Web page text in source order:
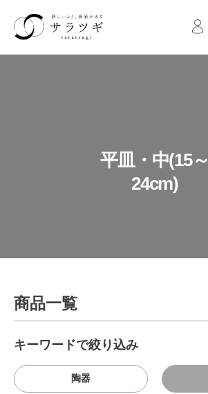
平皿・中(15～
24cm)
商品一覧
キーワードで絞り込み
陶器